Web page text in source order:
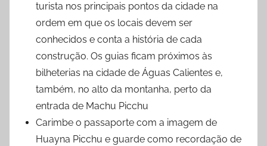
turista nos principais pontos da cidade na
ordem em que os locais devem ser
conhecidos e conta a história de cada
construção. Os guias ficam próximos às
bilheterias na cidade de Águas Calientes e,
também, no alto da montanha, perto da
entrada de Machu Picchu
Carimbe o passaporte com a imagem de
Huayna Picchu e guarde como recordação de